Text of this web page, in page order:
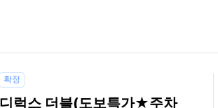
확정
디럭스 더블(도보특가★주차